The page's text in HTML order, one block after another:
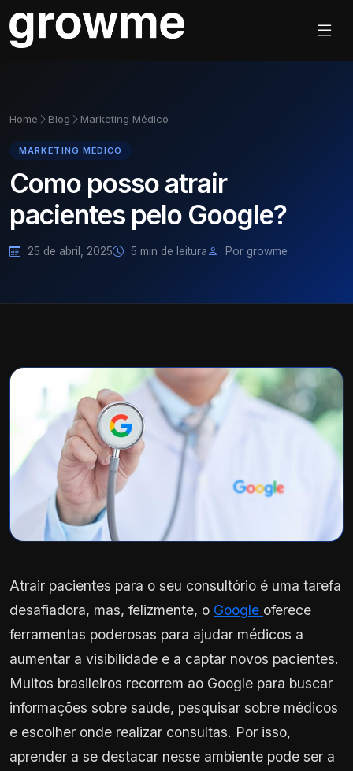
Home Blog Marketing Médico
MARKETING MÉDICO
Como posso atrair
pacientes pelo Google?
25 de abril, 2025 5 min de leitura Por growme
Atrair pacientes para o seu consultório é uma tarefa
desafiadora, mas, felizmente, o Google oferece
ferramentas poderosas para ajudar médicos a
aumentar a visibilidade e a captar novos pacientes.
Muitos brasileiros recorrem ao Google para buscar
informações sobre saúde, pesquisar sobre médicos
e escolher onde realizar consultas. Por isso,
aprender a se destacar nesse ambiente pode ser a